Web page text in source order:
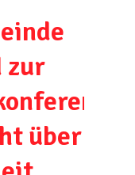
zur
über